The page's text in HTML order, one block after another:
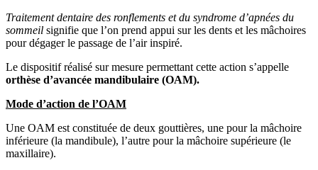
Traitement dentaire des ronflements et du syndrome d’apnées du
sommeil signifie que l’on prend appui sur les dents et les mâchoires
pour dégager le passage de l’air inspiré.
Le dispositif réalisé sur mesure permettant cette action s’appelle
orthèse d’avancée mandibulaire (OAM).
Mode d’action de l’OAM
Une OAM est constituée de deux gouttières, une pour la mâchoire
inférieure (la mandibule), l’autre pour la mâchoire supérieure (le
maxillaire).